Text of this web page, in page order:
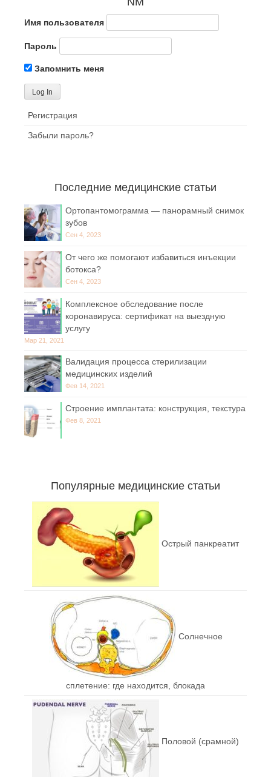
Имя пользователя
Пароль
Запомнить меня
Регистрация
Забыли пароль?
Последние медицинские статьи
Ортопантомограмма — панорамный снимок
зубов
Сен 4, 2023
От чего же помогают избавиться инъекции
ботокса?
Сен 4, 2023
Комплексное обследование после
коронавируса: сертификат на выездную
услугу
Мар 21, 2021
Валидация процесса стерилизации
медицинских изделий
Фев 14, 2021
Строение имплантата: конструкция, текстура
Фев 8, 2021
Популярные медицинские статьи
Острый панкреатит
Солнечное
сплетение: где находится, блокада
Половой (срамной)